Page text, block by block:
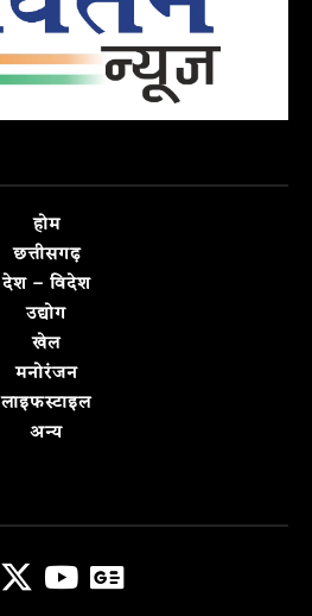
होम
छत्तीसगढ़
देश – विदेश
उद्योग
खेल
मनोरंजन
लाइफस्टाइल
अन्य